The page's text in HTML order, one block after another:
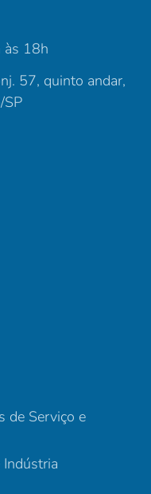
às 18h
57, quinto andar,
SP
de Serviço e
Indústria